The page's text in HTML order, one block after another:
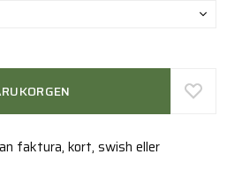
faktura, kort, swish eller